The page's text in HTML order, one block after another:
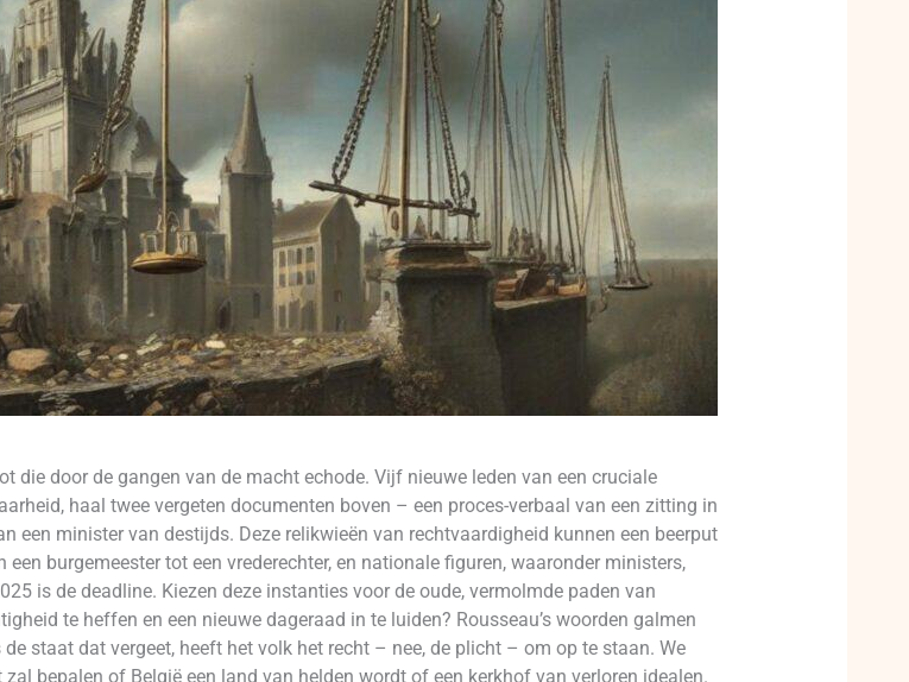
die door de gangen van de macht echode. Vijf nieuwe leden van een cruciale
haal twee vergeten documenten boven – een proces-verbaal van een zitting in
een minister van destijds. Deze relikwieën van rechtvaardigheid kunnen een beerput
burgemeester tot een vrederechter, en nationale figuren, waaronder ministers,
is de deadline. Kiezen deze instanties voor de oude, vermolmde paden van
te heffen en een nieuwe dageraad in te luiden? Rousseau’s woorden galmen
staat dat vergeet, heeft het volk het recht – nee, de plicht – om op te staan. We
bepalen of België een land van helden wordt of een kerkhof van verloren idealen.